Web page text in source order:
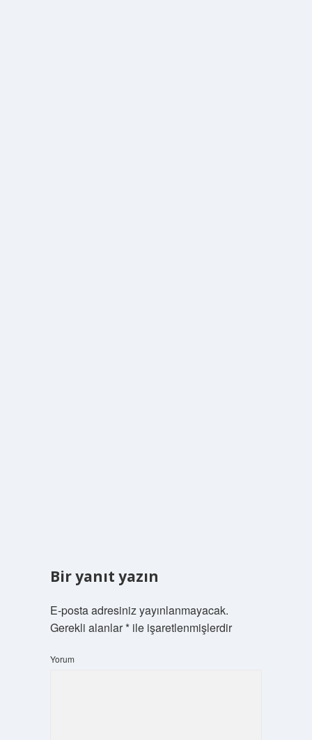
Bir yanıt yazın
E-posta adresiniz yayınlanmayacak.
Gerekli alanlar*ile işaretlenmişlerdir
Yorum